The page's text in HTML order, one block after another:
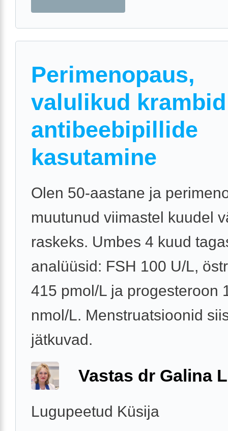
Perimenopaus,
valulikud
antibeebipillide
kasutamine
Olen 50-aastane ja
muutunud viimastel kuudel
raskeks. Umbes 4 kuud
analüüsid: FSH 100 U/L,
415 pmol/L ja progesteroon
nmol/L. Menstruatsioonid
jätkuvad.
Vastas dr Galina
Lugupeetud Küsija